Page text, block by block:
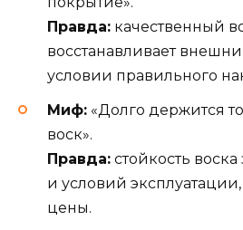
Правда: качественный
восстанавливает
условии правильного
Миф: «Долго держится
воск».
Правда: стойкость воска
и условий эксплуатации,
цены.